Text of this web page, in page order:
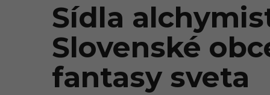
Sídla
Slovenské
fantasy sveta